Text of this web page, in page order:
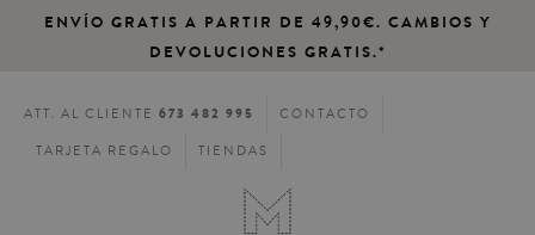
ENVÍO GRATIS A PARTIR DE 49,90€. CAMBIOS Y
DEVOLUCIONES GRATIS.*
ATT. AL CLIENTE 673 482 995 CONTACTO
TARJETA REGALO TIENDAS